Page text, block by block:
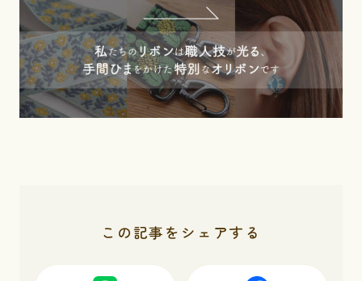
この記事をシェアする